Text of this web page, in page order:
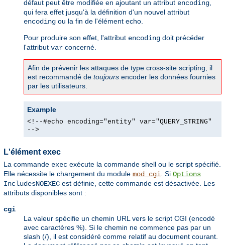
défaut peut être modifiée en ajoutant un attribut encoding,
qui fera effet jusqu'à la définition d'un nouvel attribut
encoding ou la fin de l'élément echo.
Pour produire son effet, l'attribut encoding doit précéder
l'attribut var concerné.
Afin de prévenir les attaques de type cross-site scripting, il
est recommandé de toujours encoder les données fournies
par les utilisateurs.
Example
<!--#echo encoding="entity" var="QUERY_STRING"
-->
L'élément exec
La commande exec exécute la commande shell ou le script spécifié.
Elle nécessite le chargement du module mod_cgi. Si Options
IncludesNOEXEC est définie, cette commande est désactivée. Les
attributs disponibles sont :
cgi
La valeur spécifie un chemin URL vers le script CGI (encodé
avec caractères %). Si le chemin ne commence pas par un
slash (/), il est considéré comme relatif au document courant.